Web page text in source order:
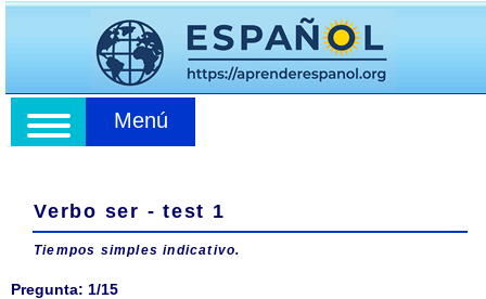
Menú
Verbo ser - test 1
Tiempos simples indicativo.
Pregunta: 1/15